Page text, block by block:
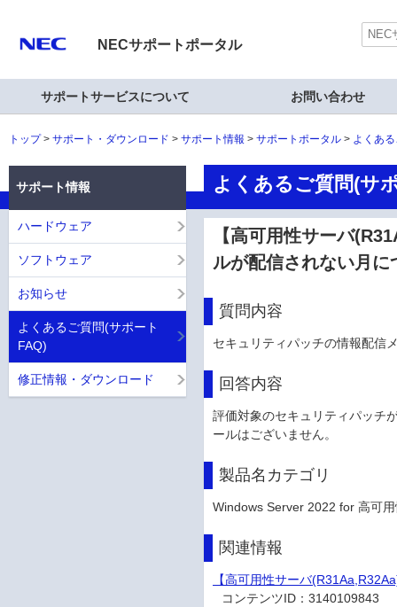
NECサポートポータル
サポートサービスについて お問い合わせ
トップ サポート・ダウンロード サポート情報 サポートポータル よくあ
よくあるご質問(サ
【高可用性サーバ
ルが配信されない月に
質問内容
セキュリティパッチの情報配信
回答内容
評価対象のセキュリティパッチ
ールはございません。
製品名カテゴリ
Windows Server 2022 for 高可
関連情報
【高可用性サーバ
コンテンツID：3140109843
サポート情報
ハードウェア
ソフトウェア
お知らせ
よくあるご質問(サポート
FAQ)
修正情報・ダウンロード